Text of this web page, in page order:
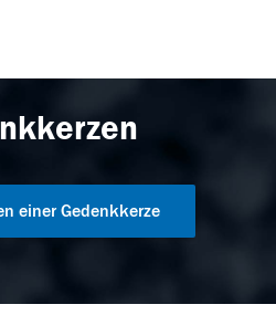
einer Gedenkkerze